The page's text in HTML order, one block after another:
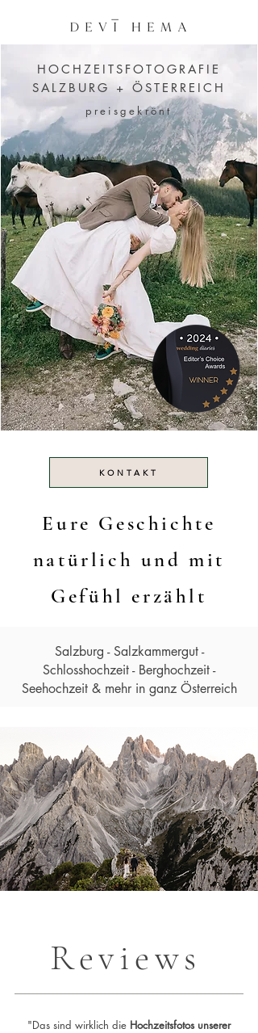
HOCHZEITSFOTOGRAFIE
SALZBURG + ÖSTERREICH
preisgekrönt
KONTAKT
Eure Geschichte
natürlich und mit
Gefühl erzählt
Salzburg - Salzkammergut -
Schlosshochzeit - Berghochzeit -
Seehochzeit & mehr in ganz Österreich
Reviews
"Das sind wirklich die Hochzeitsfotos unserer